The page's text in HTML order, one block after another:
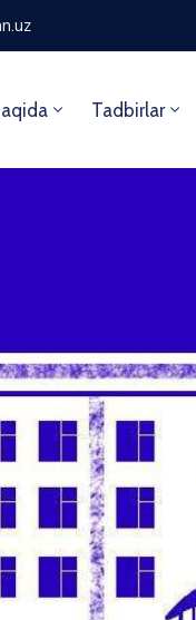
Tadbirlar